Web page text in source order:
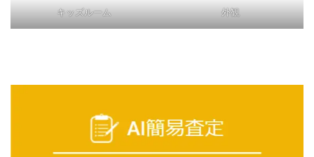
するWebサーバーに記録されたCookieを自動的に取
得して利用する場合があります。
わせを頂く際に取得するお客さまの情報についてご本
人確認、お問い合わせ対応、各種案内送付、及びその
キッズルーム 外観